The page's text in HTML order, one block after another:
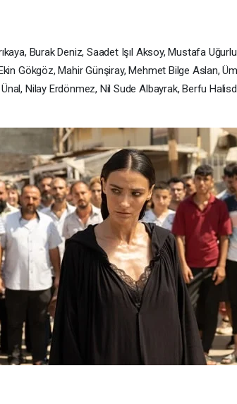
Burak Deniz, Saadet Işıl Aksoy, Mustafa
Gökgöz, Mahir Günşiray, Mehmet Bilge Aslan,
Nilay Erdönmez, Nil Sude Albayrak, Berfu